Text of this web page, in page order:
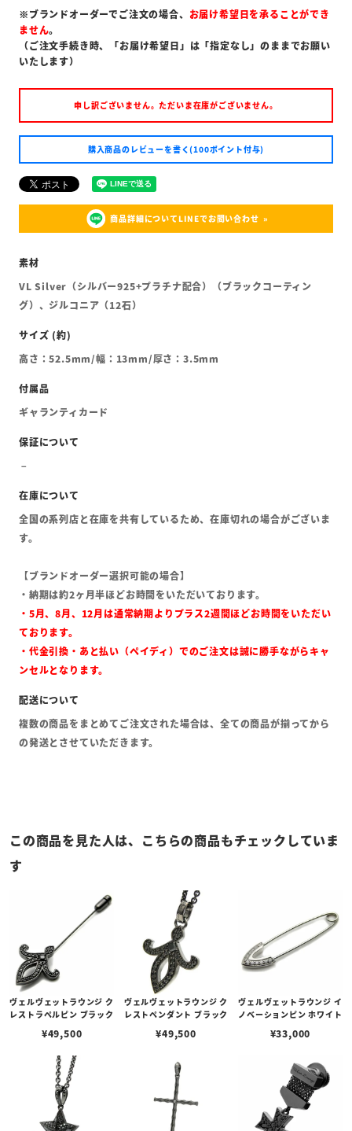
※ブランドオーダーでご注文の場合、 お届け希望日を承ることができ
ません。
（ご注文手続き時、「お届け希望日」は「指定なし」のままでお願い
いたします）
申し訳ございません。ただいま在庫がございません。
購入商品のレビューを書く(100ポイント付与)
商品詳細についてLINEでお問い合わせ
VL Silver（シルバー925+プラチナ配合）（ブラックコーティン
グ）、ジルコニア（12石）
高さ：52.5mm/幅：13mm/厚さ：3.5mm
ギャランティカード
全国の系列店と在庫を共有しているため、在庫切れの場合がございま
す。
【ブランドオーダー選択可能の場合】
・納期は約2ヶ月半ほどお時間をいただいております。
・5月、8月、12月は通常納期よりプラス2週間ほどお時間をいただい
ております。
・代金引換・あと払い（ペイディ）でのご注文は誠に勝手ながらキャ
ンセルとなります。
複数の商品をまとめてご注文された場合は、全ての商品が揃ってから
の発送とさせていただきます。
この商品を見た人は、こちらの商品もチェックしていま
す
ヴェルヴェットラウンジ ク
レストラペルピン ブラック
¥49,500
ヴェルヴェットラウンジ ク
レストペンダント ブラック
¥49,500
ヴェルヴェットラウンジ イ
ノベーションピン ホワイト
¥33,000